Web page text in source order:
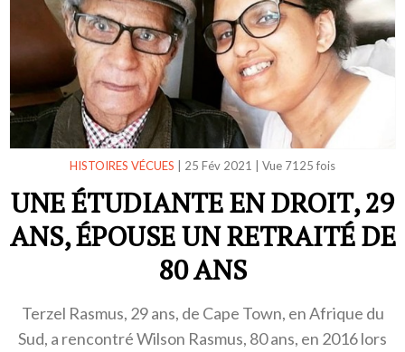
HISTOIRES VÉCUES 25 Fév 2021 Vue 7125 fois
UNE ÉTUDIANTE EN DROIT, 29
ANS, ÉPOUSE UN RETRAITÉ DE
80 ANS
Terzel Rasmus, 29 ans, de Cape Town, en Afrique du
Sud, a rencontré Wilson Rasmus, 80 ans, en 2016 lors